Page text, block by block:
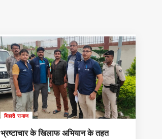
बिहारी समाज
भ्रष्टाचार के खिलाफ अभियान के तहत